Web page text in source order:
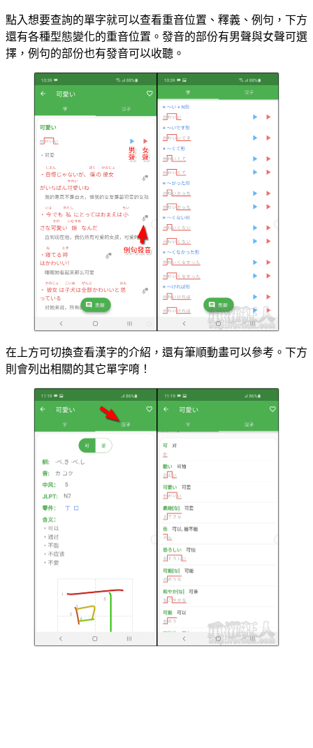
點入想要查詢的單字就可以查看重音位置、釋義、例句，下方
還有各種型態變化的重音位置。發音的部份有男聲與女聲可選
擇，例句的部份也有發音可以收聽。
在上方可切換查看漢字的介紹，還有筆順動畫可以參考。下方
則會列出相關的其它單字唷！